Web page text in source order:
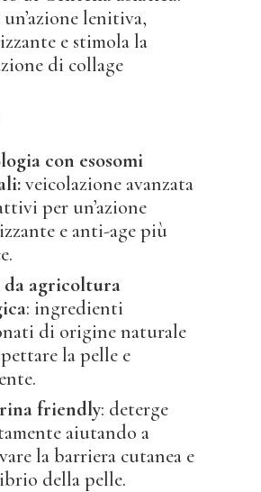
un’azione lenitiva,
e stimola la
di collage
con esosomi
veicolazione avanzata
per un’azione
e anti-age più
agricoltura
: ingredienti
di origine naturale
la pelle e
friendly: deterge
aiutando a
la barriera cutanea e
della pelle.